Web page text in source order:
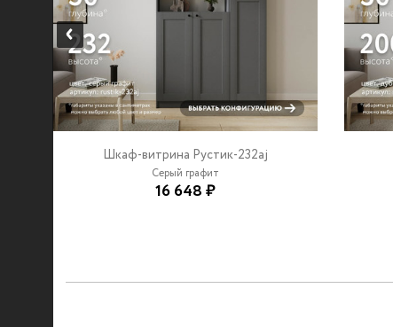
Шкаф-витрина Рустик-232aj
Серый графит
16 648 ₽